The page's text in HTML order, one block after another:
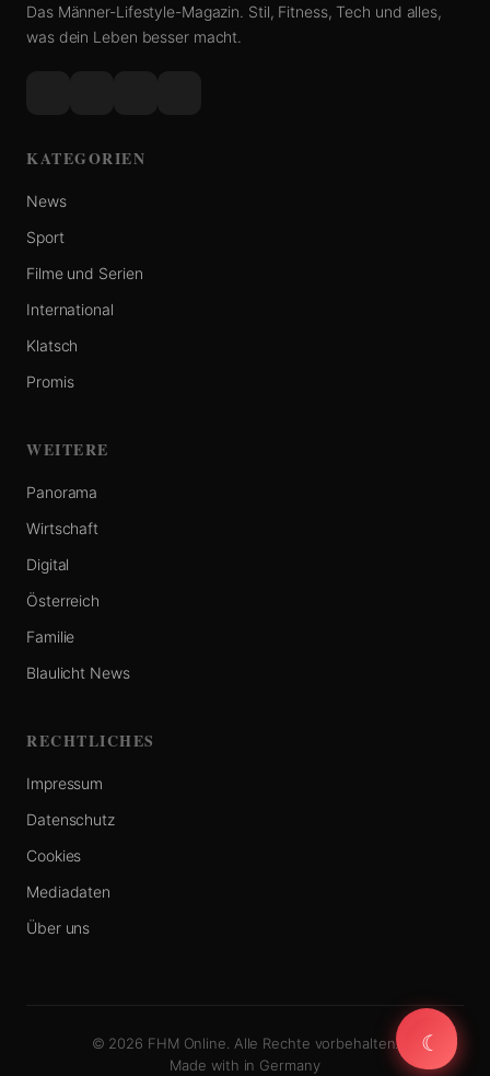
Das Männer-Lifestyle-Magazin. Stil, Fitness, Tech und alles,
was dein Leben besser macht.
KATEGORIEN
News
Sport
Filme und Serien
International
Klatsch
Promis
WEITERE
Panorama
Wirtschaft
Digital
Österreich
Familie
Blaulicht News
RECHTLICHES
Impressum
Datenschutz
Cookies
Mediadaten
Über uns
© 2026 FHM Online. Alle Rechte vorbehalten.
Made with in Germany
☾
☾